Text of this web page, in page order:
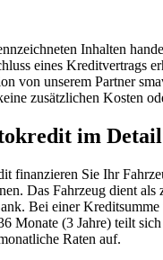
Inhalten
eines Kreditvertrags
von unserem Partner
zusätzlichen Kosten
im Detail
finanzieren Sie Ihr
Das Fahrzeug dient als
Bei einer
Monate (3 Jahre) teilt
Raten auf.